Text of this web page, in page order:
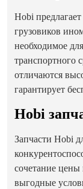
Hobi
грузовиков
необходимое
транспортного
отличаются
гарантирует
Hobi
Запчасти Hobi
сочетание цены
выгодные